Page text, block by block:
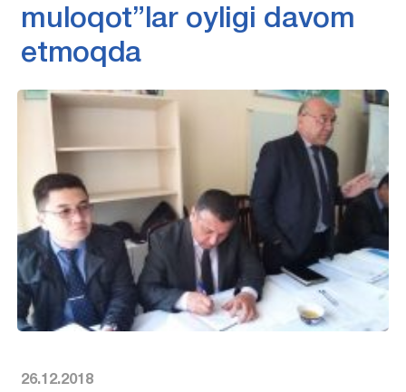
muloqot”lar oyligi davom
etmoqda
26.12.2018